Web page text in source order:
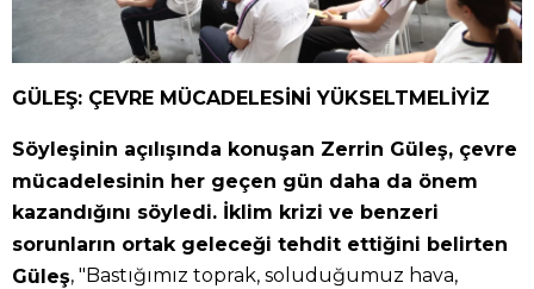
GÜLEŞ: ÇEVRE MÜCADELESİNİ YÜKSELTMELİYİZ
Söyleşinin açılışında konuşan Zerrin Güleş, çevre
mücadelesinin her geçen gün daha da önem
kazandığını söyledi. İklim krizi ve benzeri
sorunların ortak geleceği tehdit ettiğini belirten
Güleş, "Bastığımız toprak, soluduğumuz hava,